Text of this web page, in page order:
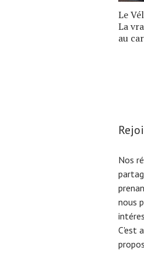
Le
La
au
Nos
nous
C'est